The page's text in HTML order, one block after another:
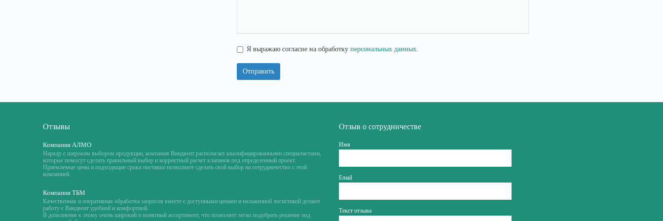
Я выражаю согласие на обработку персональных данных.
Отправить
Отзывы
Компания АЛМО
Наряду с широким выбором продукции, компания Виндвент располагает квалифицированными специалистами,
которые помогут сделать правильный выбор и корректный расчет клапанов под определенный проект.
Приемлемые цены и подходящие сроки поставки позволяют сделать свой выбор на сотрудничество с этой
компанией.
Компания ТБМ
Качественная и оперативная обработка запросов вместе с доступными ценами и налаженной логистикой делают
работу с Виндвент удобной и комфортной.
В дополнение к этому очень широкий и понятный ассортимент, что позволяет легко подобрать решение под
Отзыв о сотрудничестве
Имя
Email
Текст отзыва